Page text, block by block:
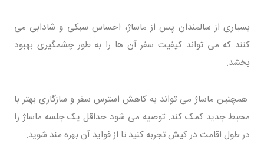
بسیاری از سالمندان پس از ماساژ، احساس سبکی و شادابی می
کنند که می تواند کیفیت سفر آن ها را به طور چشمگیری بهبود
بخشد.
همچنین ماساژ می تواند به کاهش استرس سفر و سازگاری بهتر با
محیط جدید کمک کند. توصیه می شود حداقل یک جلسه ماساژ را
در طول اقامت در کیش تجربه کنید تا از فواید آن بهره مند شوید.